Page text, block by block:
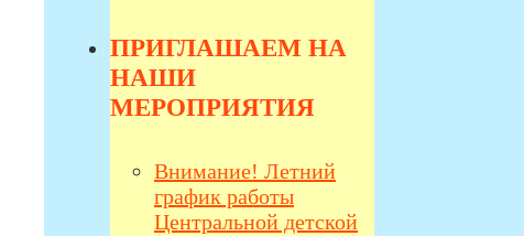
ПРИГЛАШАЕМ НА
НАШИ
МЕРОПРИЯТИЯ
Внимание! Летний
график работы
Центральной детской